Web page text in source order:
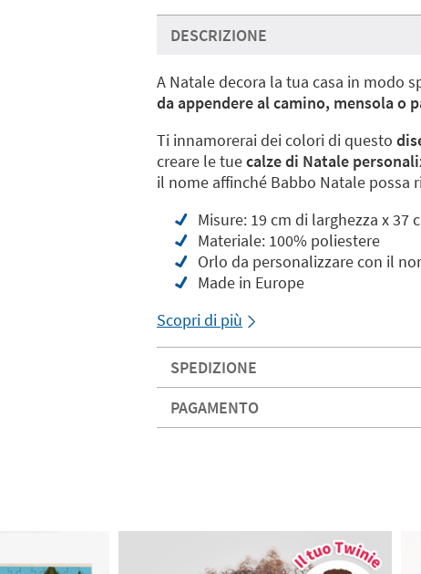
DESCRIZIONE
A Natale decora la tua casa in modo
da appendere al camino, mensola o
Ti innamorerai dei colori di questo
creare le tuecalze di Natale
il nome affinché Babbo Natale possa
Misure: 19 cm di larghezza x 37
Materiale: 100% poliestere
Orlo da personalizzare con il
Made in Europe
Scopri di più
SPEDIZIONE
PAGAMENTO